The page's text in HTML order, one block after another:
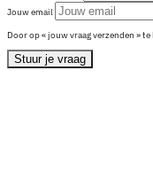
Jouw email
Door op « jouw vraag verzenden »
Stuur je vraag